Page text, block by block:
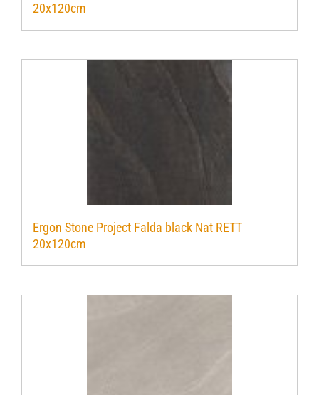
20x120cm
Ergon Stone Project Falda black Nat RETT
20x120cm